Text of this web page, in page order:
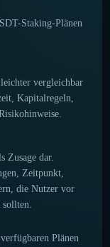
Staking-Plänen
vergleichbar
Kapitalregeln,
Zusage dar.
Zeitpunkt,
die Nutzer vor
sollten.
Plänen